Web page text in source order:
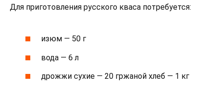
Для приготовления русского кваса потребуется:
изюм — 50 г
вода — 6 л
дрожжи сухие — 20 гржаной хлеб — 1 кг